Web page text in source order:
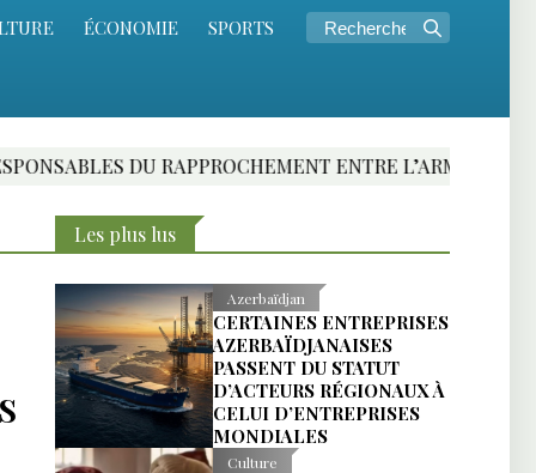
ÉCONOMIE SPORTS
ENTRE L’ARMENIE ET L’UNION EUROPEENNE
Les plus lus
Azerbaïdjan
CERTAINES ENTREPRISES
AZERBAÏDJANAISES
PASSENT DU STATUT
D’ACTEURS RÉGIONAUX À
CELUI D’ENTREPRISES
MONDIALES
Culture